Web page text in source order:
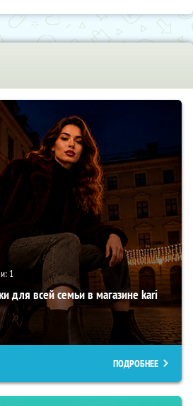
1
для всей семьи в магазине kari
ПОДРОБНЕЕ